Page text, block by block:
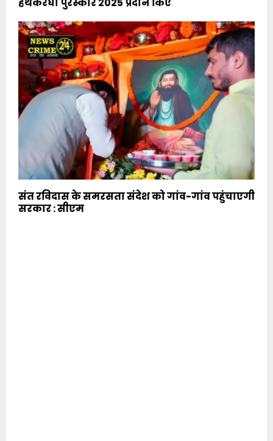
हथकरघा पुरस्कार 2025 प्रदान किए
संत रविदास के समरसता संदेश को गांव-गांव पहुंचाएगी
सरकार : सीएम